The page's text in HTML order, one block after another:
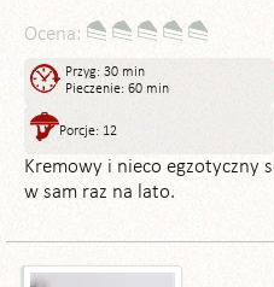
Ocena:
Przyg: 30 min
Pieczenie: 60 min
Porcje: 12
Kremowy i nieco egzotyczny
w sam raz na lato.